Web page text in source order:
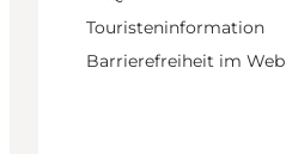
Touristeninformation
Barrierefreiheit im Web